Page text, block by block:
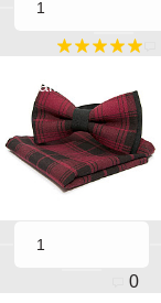
Закінчується
0